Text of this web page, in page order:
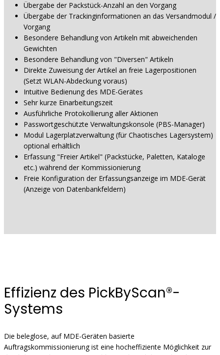
Übergabe der Packstück-Anzahl an den Vorgang
Übergabe der Trackinginformationen an das Versandmodul /
Vorgang
Besondere Behandlung von Artikeln mit abweichenden
Gewichten
Besondere Behandlung von "Diversen" Artikeln
Direkte Zuweisung der Artikel an freie Lagerpositionen
(Setzt WLAN-Abdeckung voraus)
Intuitive Bedienung des MDE-Gerätes
Sehr kurze Einarbeitungszeit
Ausführliche Protokollierung aller Aktionen
Passwortgeschützte Verwaltungskonsole (PBS-Manager)
Modul Lagerplatzverwaltung (für Chaotisches Lagersystem)
optional erhältlich
Erfassung "Freier Artikel" (Packstücke, Paletten, Kataloge
etc.) während der Kommissionierung
Freie Konfiguration der Erfassungsanzeige im MDE-Gerät
(Anzeige von Datenbankfeldern)
Effizienz des PickByScan®-
Systems
Die beleglose, auf MDE-Geräten basierte
Auftragskommissionierung ist eine hocheffiziente Möglichkeit zur